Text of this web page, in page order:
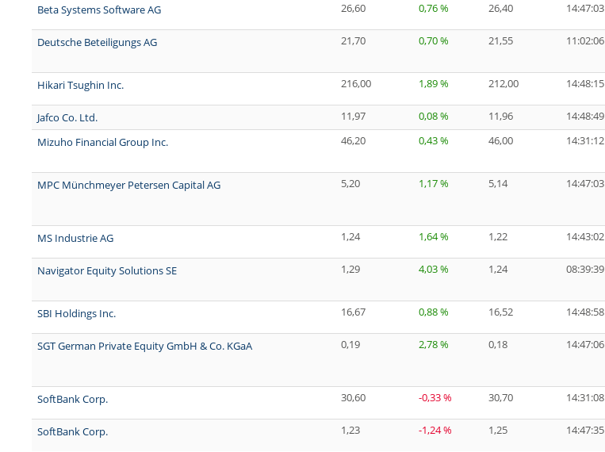
Beta Systems Software AG
26,60 0,76 % 26,40 14:47:03
Deutsche Beteiligungs AG 21,70 0,70 % 21,55 11:02:06
Hikari Tsughin Inc. 216,00 1,89 % 212,00 14:48:15
Jafco Co. Ltd. 11,97 0,08 % 11,96 14:48:49
Mizuho Financial Group Inc.
46,20 0,43 % 46,00 14:31:12
MPC Münchmeyer Petersen Capital AG 5,20 1,17 % 5,14 14:47:03
MS Industrie AG 1,24 1,64 % 1,22 14:43:02
Navigator Equity Solutions SE 1,29 4,03 % 1,24 08:39:39
SBI Holdings Inc. 16,67 0,88 % 16,52 14:48:58
SGT German Private Equity GmbH & Co. KGaA 0,19 2,78 % 0,18 14:47:06
SoftBank Corp. 30,60 -0,33 % 30,70 14:31:08
SoftBank Corp. 1,23 -1,24 % 1,25 14:47:35